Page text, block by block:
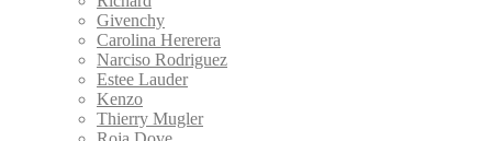
Givenchy
Carolina Hererera
Narciso Rodriguez
Estee Lauder
Kenzo
Thierry Mugler